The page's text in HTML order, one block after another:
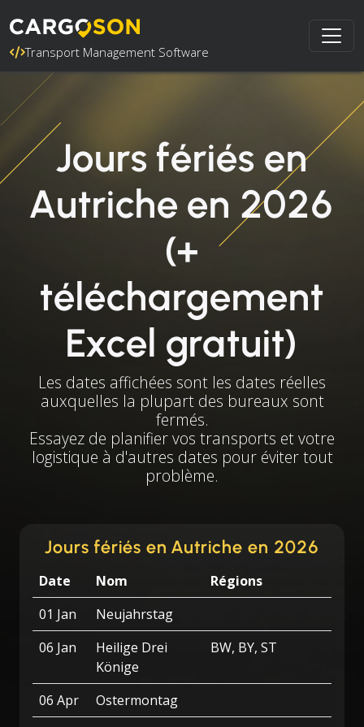
Transport Management Software
Jours fériés en
Autriche en 2026
(+
téléchargement
Excel gratuit)
Les dates affichées sont les dates réelles
auxquelles la plupart des bureaux sont
fermés.
Essayez de planifier vos transports et votre
logistique à d'autres dates pour éviter tout
problème.
Jours fériés en Autriche en 2026
Date Nom
Régions
01 Jan
Neujahrstag
06 Jan
Heilige Drei
Könige
BW, BY, ST
06 Apr
Ostermontag